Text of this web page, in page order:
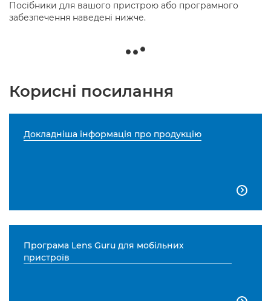
Посібники для вашого пристрою або програмного
забезпечення наведені нижче.
Корисні посилання
Докладніша інформація про продукцію

Програма Lens Guru для мобільних
пристроїв